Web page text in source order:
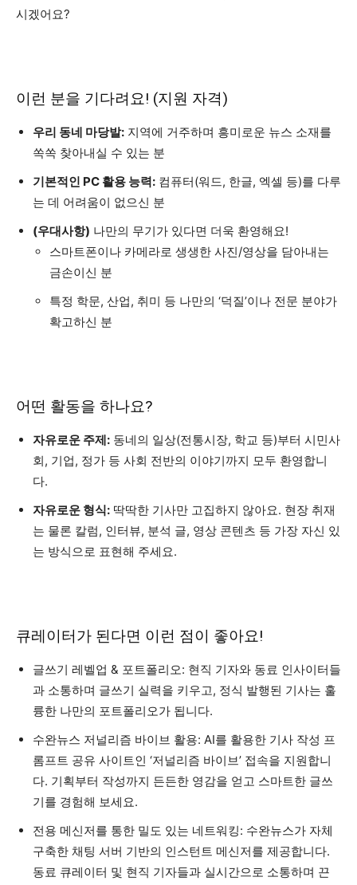
시겠어요?
이런 분을 기다려요! (지원 자격)
우리 동네 마당발: 지역에 거주하며 흥미로운 뉴스 소재를
쏙쏙 찾아내실 수 있는 분
기본적인 PC 활용 능력: 컴퓨터(워드, 한글, 엑셀 등)를 다루
는 데 어려움이 없으신 분
(우대사항) 나만의 무기가 있다면 더욱 환영해요!
스마트폰이나 카메라로 생생한 사진/영상을 담아내는
금손이신 분
특정 학문, 산업, 취미 등 나만의 ‘덕질’이나 전문 분야가
확고하신 분
어떤 활동을 하나요?
자유로운 주제: 동네의 일상(전통시장, 학교 등)부터 시민사
회, 기업, 정가 등 사회 전반의 이야기까지 모두 환영합니
다.
자유로운 형식: 딱딱한 기사만 고집하지 않아요. 현장 취재
는 물론 칼럼, 인터뷰, 분석 글, 영상 콘텐츠 등 가장 자신 있
는 방식으로 표현해 주세요.
큐레이터가 된다면 이런 점이 좋아요!
글쓰기 레벨업 & 포트폴리오: 현직 기자와 동료 인사이터들
과 소통하며 글쓰기 실력을 키우고, 정식 발행된 기사는 훌
륭한 나만의 포트폴리오가 됩니다.
수완뉴스 저널리즘 바이브 활용: AI를 활용한 기사 작성 프
롬프트 공유 사이트인 ‘저널리즘 바이브’ 접속을 지원합니
다. 기획부터 작성까지 든든한 영감을 얻고 스마트한 글쓰
기를 경험해 보세요.
전용 메신저를 통한 밀도 있는 네트워킹: 수완뉴스가 자체
구축한 채팅 서버 기반의 인스턴트 메신저를 제공합니다.
동료 큐레이터 및 현직 기자들과 실시간으로 소통하며 끈